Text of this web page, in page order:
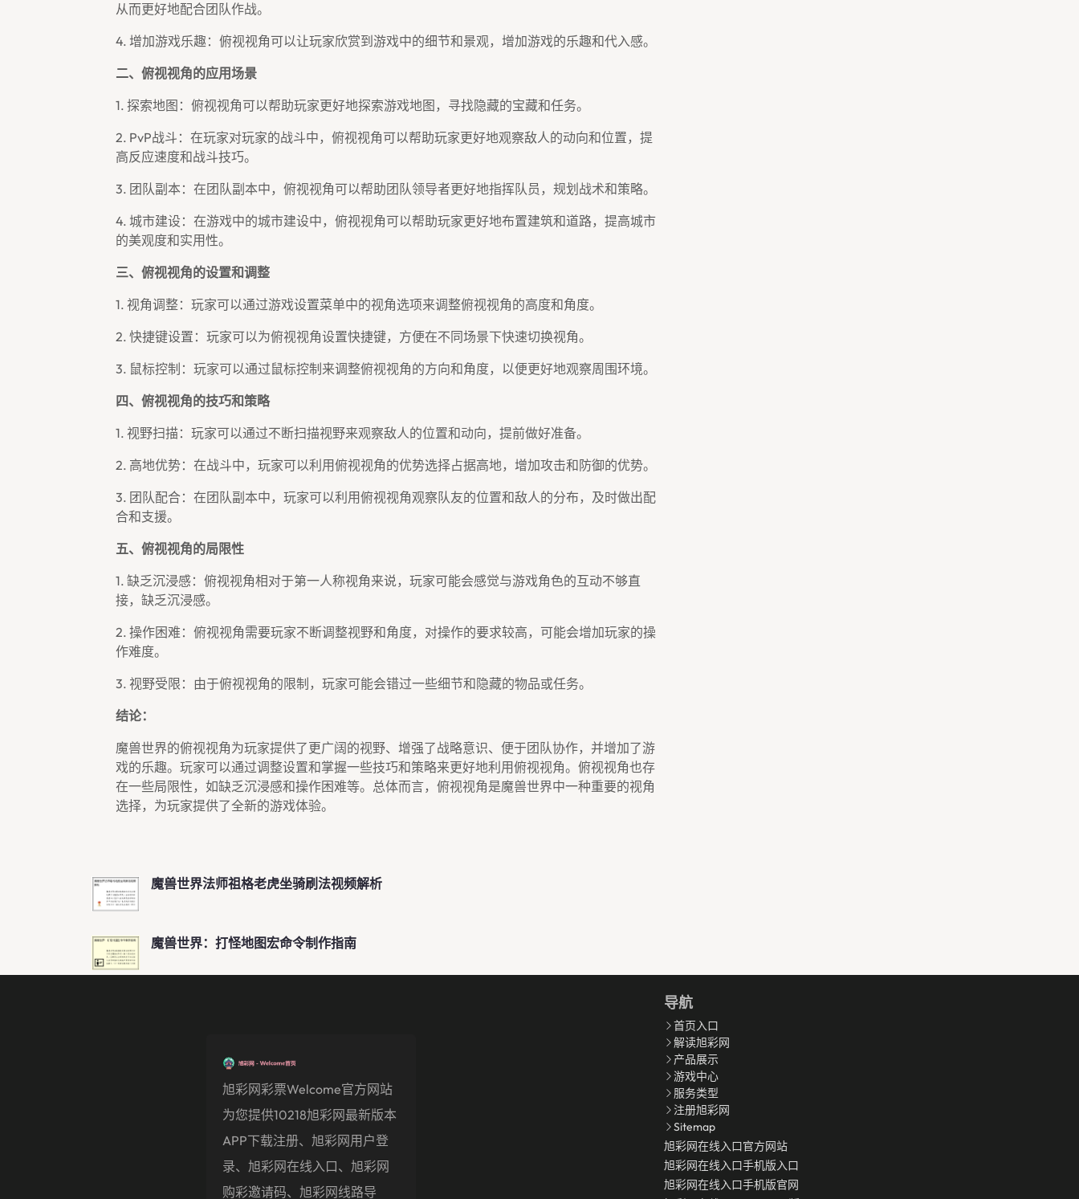
从而更好地配合团队作战。
4. 增加游戏乐趣：俯视视角可以让玩家欣赏到游戏中的细节和景观，增加游戏的乐趣和代入感。
二、俯视视角的应用场景
1. 探索地图：俯视视角可以帮助玩家更好地探索游戏地图，寻找隐藏的宝藏和任务。
2. PvP战斗：在玩家对玩家的战斗中，俯视视角可以帮助玩家更好地观察敌人的动向和位置，提
高反应速度和战斗技巧。
3. 团队副本：在团队副本中，俯视视角可以帮助团队领导者更好地指挥队员，规划战术和策略。
4. 城市建设：在游戏中的城市建设中，俯视视角可以帮助玩家更好地布置建筑和道路，提高城市
的美观度和实用性。
三、俯视视角的设置和调整
1. 视角调整：玩家可以通过游戏设置菜单中的视角选项来调整俯视视角的高度和角度。
2. 快捷键设置：玩家可以为俯视视角设置快捷键，方便在不同场景下快速切换视角。
3. 鼠标控制：玩家可以通过鼠标控制来调整俯视视角的方向和角度，以便更好地观察周围环境。
四、俯视视角的技巧和策略
1. 视野扫描：玩家可以通过不断扫描视野来观察敌人的位置和动向，提前做好准备。
2. 高地优势：在战斗中，玩家可以利用俯视视角的优势选择占据高地，增加攻击和防御的优势。
3. 团队配合：在团队副本中，玩家可以利用俯视视角观察队友的位置和敌人的分布，及时做出配
合和支援。
五、俯视视角的局限性
1. 缺乏沉浸感：俯视视角相对于第一人称视角来说，玩家可能会感觉与游戏角色的互动不够直
接，缺乏沉浸感。
2. 操作困难：俯视视角需要玩家不断调整视野和角度，对操作的要求较高，可能会增加玩家的操
作难度。
3. 视野受限：由于俯视视角的限制，玩家可能会错过一些细节和隐藏的物品或任务。
结论：
魔兽世界的俯视视角为玩家提供了更广阔的视野、增强了战略意识、便于团队协作，并增加了游
戏的乐趣。玩家可以通过调整设置和掌握一些技巧和策略来更好地利用俯视视角。俯视视角也存
在一些局限性，如缺乏沉浸感和操作困难等。总体而言，俯视视角是魔兽世界中一种重要的视角
选择，为玩家提供了全新的游戏体验。
魔兽世界法师祖格老虎坐骑刷法视频解析
魔兽世界：打怪地图宏命令制作指南
旭彩网彩票welcome官方网站
为您提供10218旭彩网最新版本
APP下载注册、旭彩网用户登
录、旭彩网在线入口、旭彩网
购彩邀请码、旭彩网线路导
导航
首页入口
解读旭彩网
产品展示
游戏中心
服务类型
注册旭彩网
Sitemap
旭彩网在线入口官方网站
旭彩网在线入口手机版入口
旭彩网在线入口手机版官网